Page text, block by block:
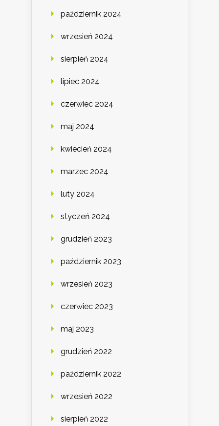
październik 2024
wrzesień 2024
sierpień 2024
lipiec 2024
czerwiec 2024
maj 2024
kwiecień 2024
marzec 2024
luty 2024
styczeń 2024
grudzień 2023
październik 2023
wrzesień 2023
czerwiec 2023
maj 2023
grudzień 2022
październik 2022
wrzesień 2022
sierpień 2022